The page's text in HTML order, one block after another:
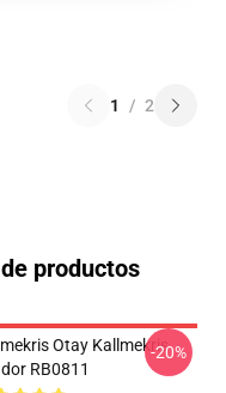
1 / 2
productos
Otay Kallmekris
RB0811
-20%